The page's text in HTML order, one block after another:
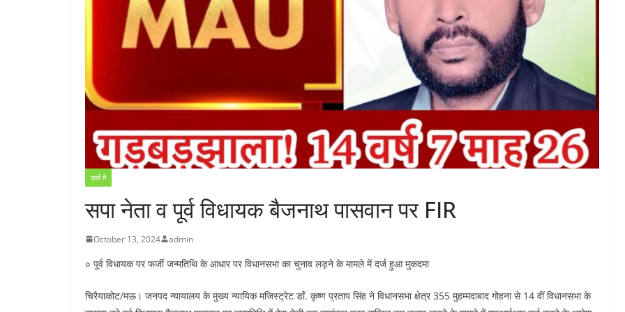
चर्चा में
सपा नेता व पूर्व विधायक बैजनाथ पासवान पर FIR
October 13, 2024 admin
० पूर्व विधायक पर फर्जी जन्मतिथि के आधार पर विधानसभा का चुनाव लड़ने के मामले में दर्ज हुआ मुकदमा
चिरैयाकोट/मऊ। जनपद न्यायालय के मुख्य न्यायिक मजिस्ट्रेट डाँ. कृष्ण प्रताप सिंह ने विधानसभा क्षेत्र 355 मुहम्मदाबाद गोहना से 14 वीं विधानसभा के